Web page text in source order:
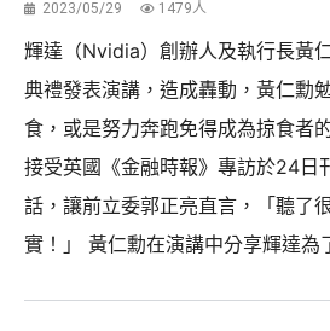
2023/05/29 1479人
輝達（Nvidia）創辦人及執行長黃
典禮發表演講，造成轟動，黃仁勳
食，或是努力奔跑免得成為掠食者
接受英國《金融時報》專訪於24日
話，讓前立委郭正亮直言，「聽了
實！」 黃仁勳在演講中分享輝達為